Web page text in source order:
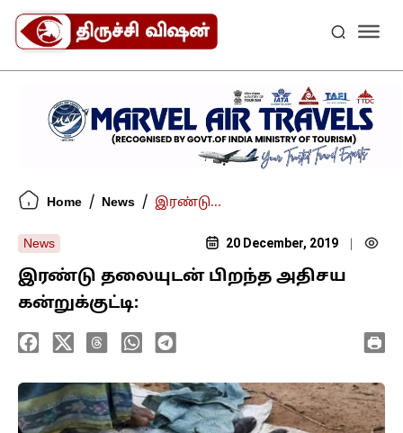
Home / News / இரண்டு...
News 20 December, 2019
இரண்டு தலையுடன் பிறந்த அதிசய
கன்றுக்குட்டி: